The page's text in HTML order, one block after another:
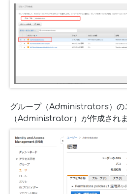
グループ（Administrators）の
（Administrator）が作成され